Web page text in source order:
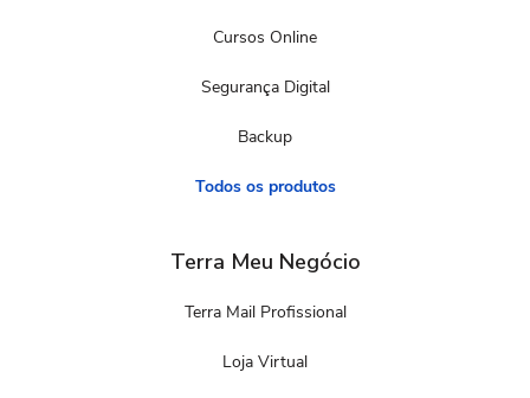
Cursos Online
Segurança Digital
Backup
Todos os produtos
Terra Meu Negócio
Terra Mail Profissional
Loja Virtual